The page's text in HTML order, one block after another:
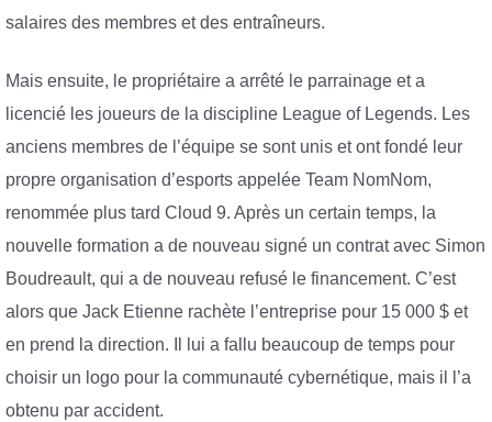
salaires des membres et des entraîneurs.
Mais ensuite, le propriétaire a arrêté le parrainage et a
licencié les joueurs de la discipline League of Legends. Les
anciens membres de l’équipe se sont unis et ont fondé leur
propre organisation d’esports appelée Team NomNom,
renommée plus tard Cloud 9. Après un certain temps, la
nouvelle formation a de nouveau signé un contrat avec Simon
Boudreault, qui a de nouveau refusé le financement. C’est
alors que Jack Etienne rachète l’entreprise pour 15 000 $ et
en prend la direction. Il lui a fallu beaucoup de temps pour
choisir un logo pour la communauté cybernétique, mais il l’a
obtenu par accident.